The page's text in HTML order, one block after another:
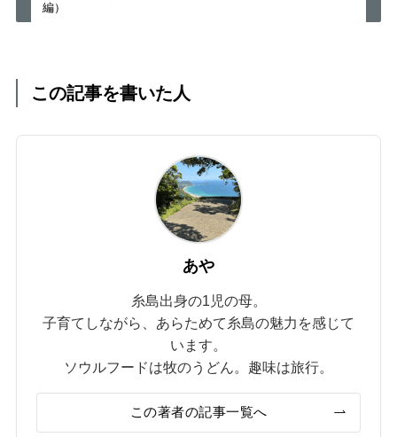
編）
この記事を書いた人
あや
糸島出身の1児の母。
子育てしながら、あらためて糸島の魅力を感じて
います。
ソウルフードは牧のうどん。趣味は旅行。
この著者の記事一覧へ